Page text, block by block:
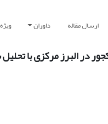
ارسال مقاله داوران